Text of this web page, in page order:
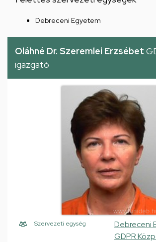
Debreceni Egyetem
Oláhné Dr. Szeremlei Erzsébet
igazgató
Szervezeti egység
Debreceni
GDPR